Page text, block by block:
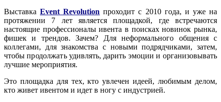
ВыставкаEvent Revolution проходит с 2010 года, и уже на
протяжении 7 лет является площадкой, где встречаются
настоящие профессионалы ивента в поисках новинок рынка,
фишек и трендов. Зачем? Для неформального общения с
коллегами, для знакомства с новыми подрядчиками, затем,
чтобы продолжать удивлять, дарить эмоции и организовывать
лучшие мероприятия.
Это площадка для тех, кто увлечен идеей, любимым делом,
кто живет ивентом и идет в ногу с индустрией.